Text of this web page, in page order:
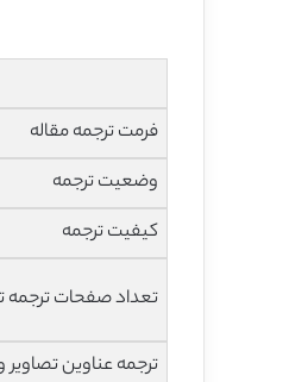
فرمت ترجمه مقاله
وضعیت ترجمه
کیفیت ترجمه
تعداد صفحات ترجمه
ترجمه عناوین